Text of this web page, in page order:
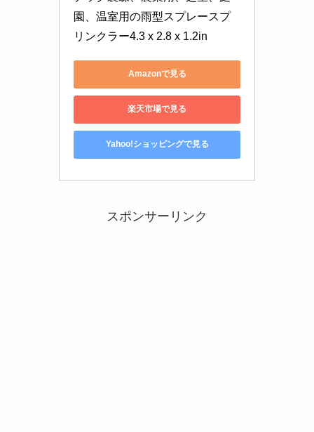
園、温室用の雨型スプレースプ
リンクラー4.3 x 2.8 x 1.2in
Amazonで見る
楽天市場で見る
Yahoo!ショッピングで見る
スポンサーリンク